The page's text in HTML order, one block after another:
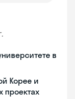
в
Корее и
проектах